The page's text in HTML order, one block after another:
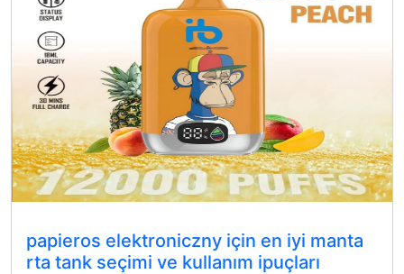
papieros elektroniczny için en iyi manta
rta tank seçimi ve kullanım ipuçları